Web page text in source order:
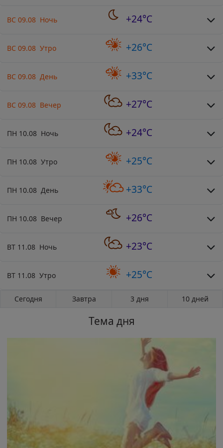
ВС 09.08 Ночь +24°C
ВС 09.08 Утро +26°C
ВС 09.08 День +33°C
ВС 09.08 Вечер +27°C
ПН 10.08 Ночь +24°C
ПН 10.08 Утро +25°C
ПН 10.08 День +33°C
ПН 10.08 Вечер +26°C
ВТ 11.08 Ночь +23°C
ВТ 11.08 Утро +25°C
Сегодня Завтра 3 дня 10 дней
Тема дня